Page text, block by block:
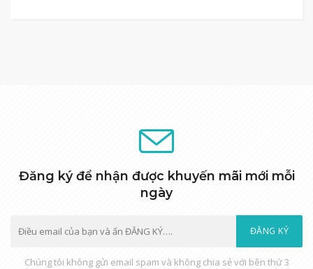
Đăng ký để nhận được khuyến mãi mới mỗi
ngày
ĐĂNG KÝ
Chúng tôi không gửi email spam và không chia sẻ với bên thứ 3